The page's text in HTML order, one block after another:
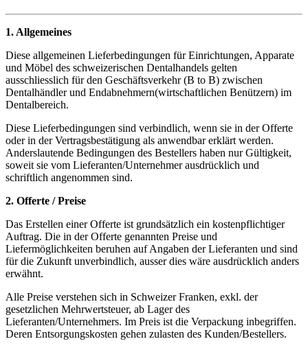
1. Allgemeines
Diese allgemeinen Lieferbedingungen für Einrichtungen, Apparate
und Möbel des schweizerischen Dentalhandels gelten
ausschliesslich für den Geschäftsverkehr (B to B) zwischen
Dentalhändler und Endabnehmern(wirtschaftlichen Benützern) im
Dentalbereich.
Diese Lieferbedingungen sind verbindlich, wenn sie in der Offerte
oder in der Vertragsbestätigung als anwendbar erklärt werden.
Anderslautende Bedingungen des Bestellers haben nur Gültigkeit,
soweit sie vom Lieferanten/Unternehmer ausdrücklich und
schriftlich angenommen sind.
2. Offerte / Preise
Das Erstellen einer Offerte ist grundsätzlich ein kostenpflichtiger
Auftrag. Die in der Offerte genannten Preise und
Liefermöglichkeiten beruhen auf Angaben der Lieferanten und sind
für die Zukunft unverbindlich, ausser dies wäre ausdrücklich anders
erwähnt.
Alle Preise verstehen sich in Schweizer Franken, exkl. der
gesetzlichen Mehrwertsteuer, ab Lager des
Lieferanten/Unternehmers. Im Preis ist die Verpackung inbegriffen.
Deren Entsorgungskosten gehen zulasten des Kunden/Bestellers.